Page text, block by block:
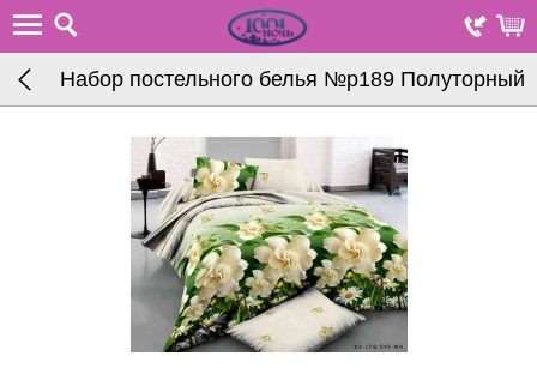
Набор постельного белья №р189 Полуторный